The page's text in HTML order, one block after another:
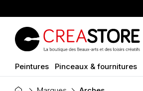
Peintures Pinceaux & fournitures